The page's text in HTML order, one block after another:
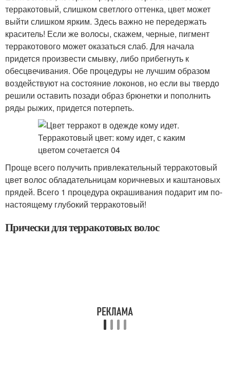
терракотовый, слишком светлого оттенка, цвет может
выйти слишком ярким. Здесь важно не передержать
краситель! Если же волосы, скажем, черные, пигмент
терракотового может оказаться слаб. Для начала
придется произвести смывку, либо прибегнуть к
обесцвечивания. Обе процедуры не лучшим образом
воздействуют на состояние локонов, но если вы твердо
решили оставить позади образ брюнетки и пополнить
ряды рыжих, придется потерпеть.
Проще всего получить привлекательный терракотовый
цвет волос обладательницам коричневых и каштановых
прядей. Всего 1 процедура окрашивания подарит им по-
настоящему глубокий терракотовый!
Прически для терракотовых волос